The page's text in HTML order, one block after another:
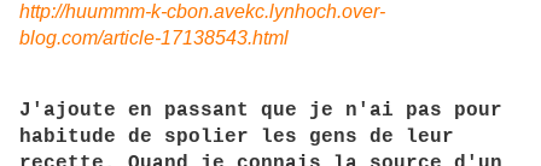
http://huummm-k-cbon.avekc.lynhoch.over-
blog.com/article-17138543.html
J'ajoute en passant que je n'ai pas pour
habitude de spolier les gens de leur